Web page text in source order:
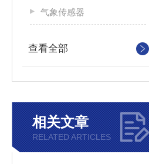
气象传感器
查看全部
相关文章
RELATED ARTICLES